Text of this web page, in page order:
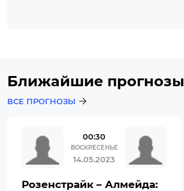
Ближайшие прогнозы
ВСЕ ПРОГНОЗЫ
00:30
ВОСКРЕСЕНЬЕ
14.05.2023
Розенстрайк – Алмейда: